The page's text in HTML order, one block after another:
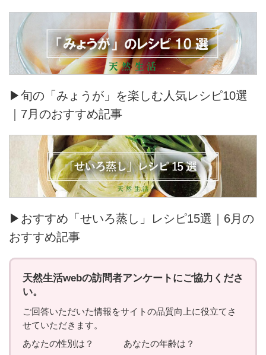
▶旬の「みょうが」を楽しむ人気レシピ10選
｜7月のおすすめ記事
▶おすすめ「せいろ蒸し」レシピ15選｜6月の
おすすめ記事